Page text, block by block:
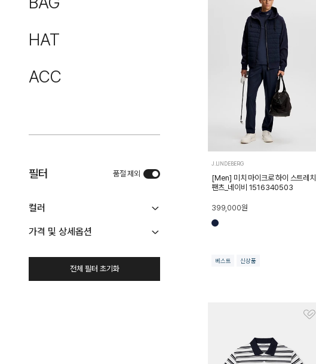
BOTTOM
전체
BOTTOM
HAT
ACC
필터 품절 제외
컬러
BLACK BLUE
가격 및 상세옵션
가격대 설정 세일상품 보기
0 1,000,000+
전체 필터 초기화
J.LINDEBERG
[Men] 미치 마이크로 하이 스트레치
팬츠_네이비 1516340503
399,000원
베스트 신상품